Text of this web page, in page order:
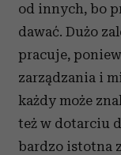
od innych, bo
dawać. Dużo
pracuje,
zarządzania i
każdy może
też w dotarciu
bardzo istotna